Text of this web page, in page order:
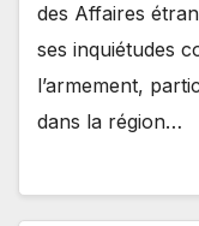
des Affaires
ses inquiétudes
l’armement,
dans la région…